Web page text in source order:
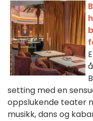
setting med en
oppslukende teater
musikk, dans og